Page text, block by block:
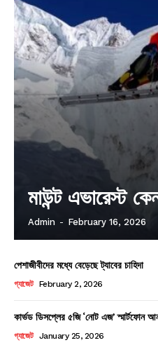
মাউন্ট এভারেস্ট
Admin - February 16, 2026
পেশাজীবীদের মধ্যে বেড়েছে ট্যাবের চাহিদা
গ্যাজেট February 2, 2026
কার্ভড ডিসপ্লের ৫জি ‘নোট এজ’ স্মার্টফোন
গ্যাজেট January 25, 2026